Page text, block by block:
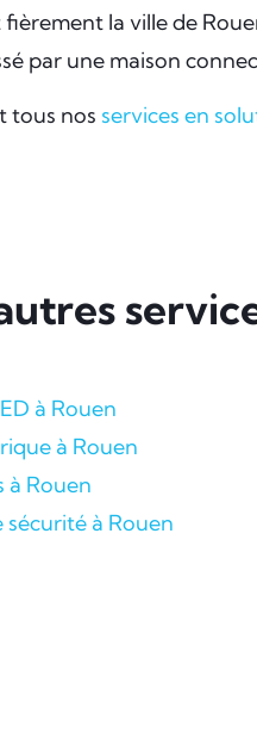
la ville de
par une maison
tous nos services en
à Rouen
à Rouen
à Rouen
sécurité à Rouen